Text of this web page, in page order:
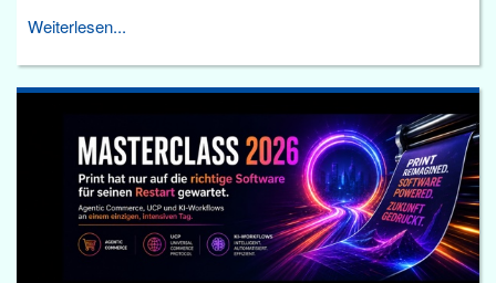
Weiterlesen...